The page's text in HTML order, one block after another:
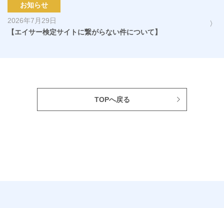
お知らせ
2026年7月29日
【エイサー検定サイトに繋がらない件について】
TOPへ戻る